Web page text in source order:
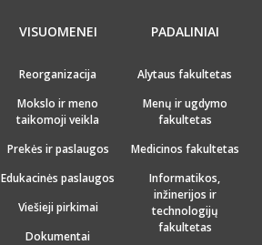
VISUOMENEI
Reorganizacija
Mokslo ir meno
taikomoji veikla
Prekės ir paslaugos
Edukacinės paslaugos
Viešieji pirkimai
Dokumentai
PADALINIAI
Alytaus fakultetas
Menų ir ugdymo
fakultetas
Medicinos fakultetas
Informatikos,
inžinerijos ir
technologijų
fakultetas